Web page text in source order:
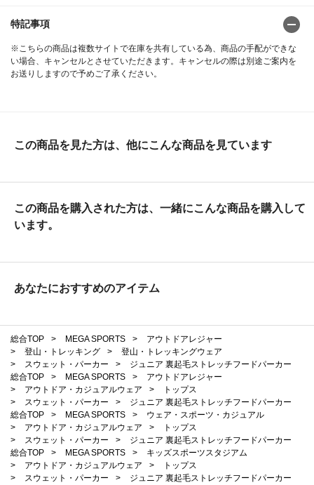
特記事項
※こちらの商品は複数サイトで在庫を共有している為、商品の手配ができな
い場合、キャンセルとさせていただきます。キャンセルの際は別途ご案内を
お送りしますので予めご了承ください。
この商品を見た方は、他にこんな商品を見ています
この商品を購入された方は、一緒にこんな商品を購入して
います。
あなたにおすすめのアイテム
総合TOP > MEGA SPORTS >
アウトドアレジャー
>
登山・トレッキング >
登山・トレッキングウェア
>
スウェット・パーカー >
ジュニア 裏起毛ストレッチフードパーカー
総合TOP
> MEGA SPORTS >
アウトドアレジャー
>
アウトドア・カジュアルウェア >
トップス
>
スウェット・パーカー >
ジュニア 裏起毛ストレッチフードパーカー
総合TOP
> MEGA SPORTS >
ウェア・スポーツ・カジュアル
>
アウトドア・カジュアルウェア >
トップス
>
スウェット・パーカー >
ジュニア 裏起毛ストレッチフードパーカー
総合TOP
> MEGA SPORTS >
キッズスポーツスタジアム
>
アウトドア・カジュアルウェア >
トップス
>
スウェット・パーカー > ジュニア 裏起毛ストレッチフードパーカー